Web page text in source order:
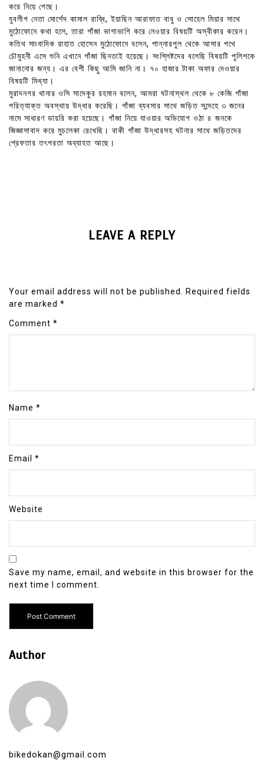
করে নিয়ে গেছে।
যুবলীগ নেতা মোর্শেদ কামাল রাব্বি, ইয়াছিন আরাফাত বাবু ও সোহেল মিয়ার সাথে
মুঠোফোনে কথা হলে, তারা গাঁজা ভাগাভাগি করে নেওয়ার বিষয়টি অস্বীকার করেন।
কতিথ সাংবাদিক রাহাত হোসেন মুঠোফোনে বলেন, পান্নারপুল থেকে আসার পথে
চৌমুহনী এসে শুনি এখানে গাঁজা ছিনতাই হয়েছে। সংশ্লিষ্টদের বলেছি বিষয়টি পুলিশকে
জানানোর জন্য। এর বেশী কিছু আমি জানি না। ৭০ হাজার টাকা অফার দেওয়ার
বিষয়টি মিথ্যা।
মুরাদনগর থানার ওসি সাদেকুর রহমান বলেন, আমরা ঘটনাস্থল থেকে ৮ কেজি গাঁজা
পরিত্যাক্ত অবস্থায় উদ্ধার করেছি। গাঁজা ব্যবসার সাথে জড়িত সন্দেহে ৩ জনের
নামে সাধারণ ডায়রি করা হয়েছে। গাঁজা নিয়ে যাওয়ার অভিযোগ ওঠা ৪ জনকে
জিজ্ঞাসাবাদ করে মুচলেকা রেখেছি। বাকী গাঁজা উদ্ধারসহ ঘটনার সাথে জড়িতদের
গ্রেফতার তৎপরতা অব্যাহত আছে।
LEAVE A REPLY
Your email address will not be published.
Required fields
are marked *
Comment *
Name *
Email *
Website
Save my name, email, and website in this browser for the
next time I comment.
Author
bikedokan@gmail.com